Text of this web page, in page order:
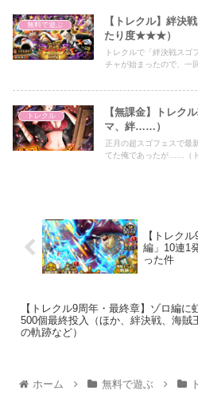
無料で遊ぶ
【トレクル】絆決
たり度★★★）
トレクルで「絆決戦スゴ
チャが始まったので、一
トレクル
【無課金】トレク
マ、絆……）
正月の超スゴフェスで最
てた俺であったが……（ト
【トレク
編」10連1
った件
【トレクル9周年・最終章】ゾロ編に
500個最終投入（ほか、絆決戦、海賊
の軌跡など）
ホーム 無料で遊ぶ